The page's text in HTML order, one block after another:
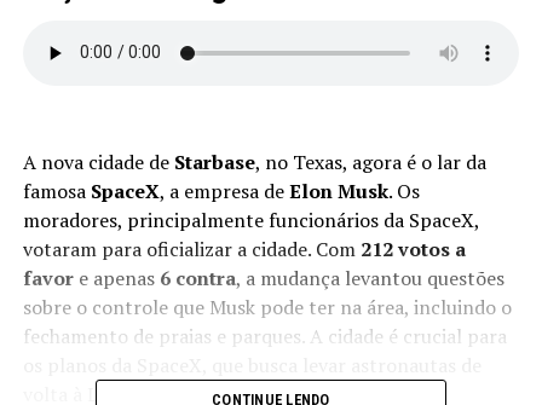
A nova cidade de Starbase, no Texas, agora é o lar da
famosa SpaceX, a empresa deElon Musk. Os
moradores, principalmente funcionários da SpaceX,
votaram para oficializar a cidade. Com 212 votos a
favore apenas 6 contra, a mudança levantou questões
sobre o controle que Musk pode ter na área, incluindo o
fechamento de praias e parques. A cidade é crucial para
volta à Lua e, eventualmente, a Marte.
CONTINUE LENDO